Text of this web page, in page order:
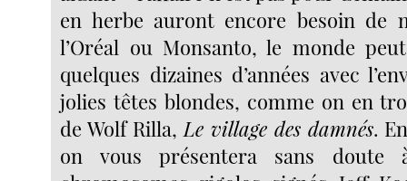
en herbe auront encore besoin de
l’Oréal ou Monsanto, le monde
quelques dizaines d’années avec
jolies têtes blondes, comme on en
de Wolf Rilla,Le village des damnés.
on vous présentera sans doute